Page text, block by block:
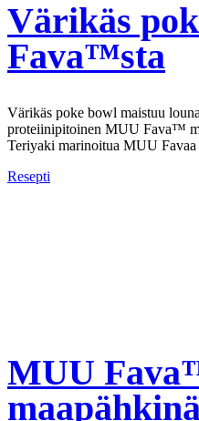
Värikäs
Fava™sta
Värikäs poke bowl maistuu
proteiinipitoinen MUU Fava™
Teriyaki marinoitua MUU
Resepti
MUU